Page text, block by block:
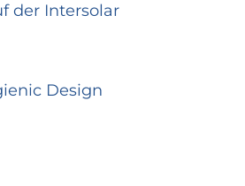
der Intersolar
Design